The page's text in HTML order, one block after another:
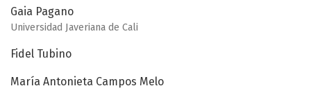
Gaia Pagano
Universidad Javeriana de Cali
Fidel Tubino
María Antonieta Campos Melo